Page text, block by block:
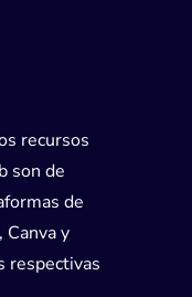
recursos
son de
de
Canva y
respectivas